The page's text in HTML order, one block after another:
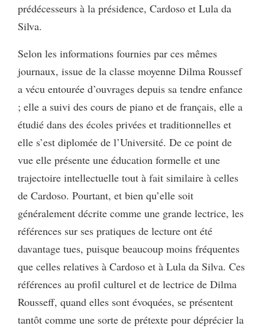
prédécesseurs à la présidence, Cardoso et Lula da
Silva.
Selon les informations fournies par ces mêmes
journaux, issue de la classe moyenne Dilma Roussef
a vécu entourée d’ouvrages depuis sa tendre enfance
; elle a suivi des cours de piano et de français, elle a
étudié dans des écoles privées et traditionnelles et
elle s’est diplomée de l’Université. De ce point de
vue elle présente une éducation formelle et une
trajectoire intellectuelle tout à fait similaire à celles
de Cardoso. Pourtant, et bien qu’elle soit
généralement décrite comme une grande lectrice, les
références sur ses pratiques de lecture ont été
davantage tues, puisque beaucoup moins fréquentes
que celles relatives à Cardoso et à Lula da Silva. Ces
références au profil culturel et de lectrice de Dilma
Rousseff, quand elles sont évoquées, se présentent
tantôt comme une sorte de prétexte pour déprécier la